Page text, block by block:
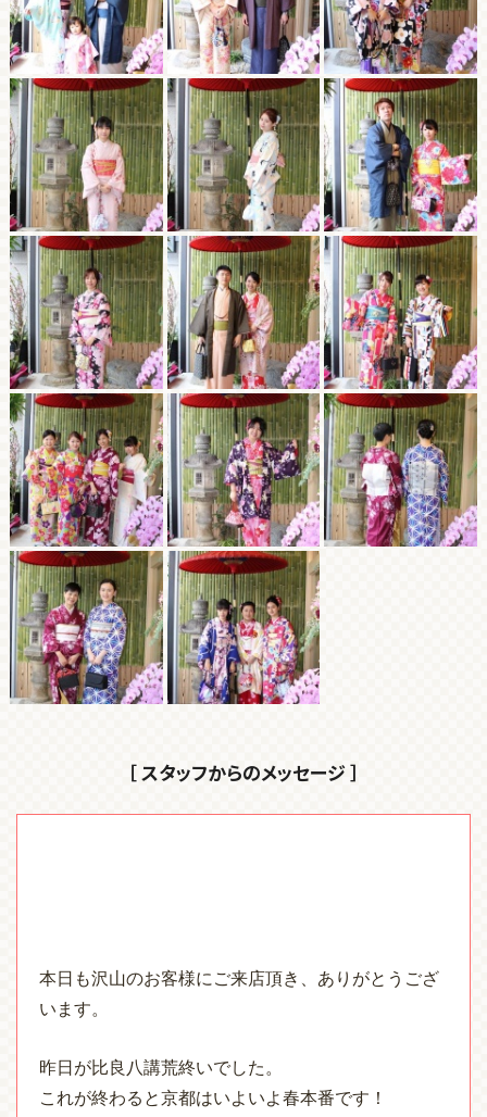
［ スタッフからのメッセージ ］
本日も沢山のお客様にご来店頂き、ありがとうござ
います。
昨日が比良八講荒終いでした。
これが終わると京都はいよいよ春本番です！